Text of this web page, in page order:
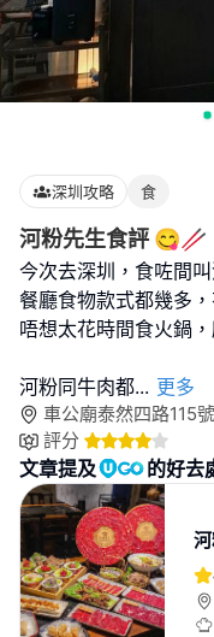
深圳攻略 食
河粉先生食評 😋🥢
今次去深圳，食咗間
餐廳食物款式都幾多
唔想太花時間食火鍋
河粉同牛肉都... 更多
車公廟泰然四路115
評分
文章提及 的好去